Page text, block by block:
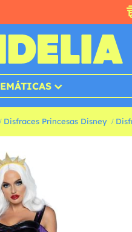
Disfraces Princesas Disney